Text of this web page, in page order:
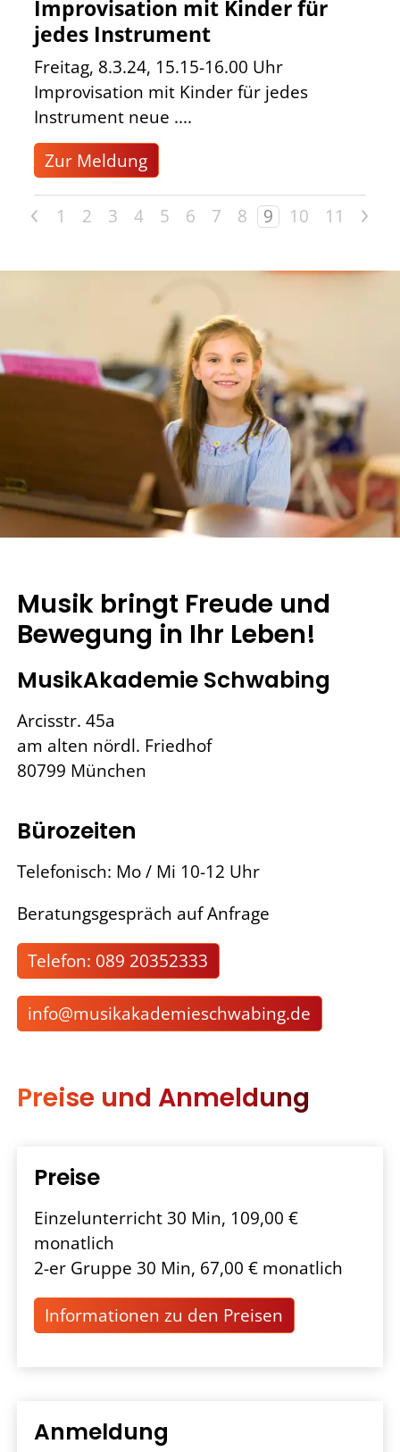
Improvisation mit Kinder für
jedes Instrument
Freitag, 8.3.24, 15.15-16.00 Uhr
Improvisation mit Kinder für jedes
Instrument neue ....
Zur Meldung
< 1 2 3 4 5 6 7 8 9 10 11 >
Musik bringt Freude und
Bewegung in Ihr Leben!
MusikAkademie Schwabing
Arcisstr. 45a
am alten nördl. Friedhof
80799 München
Bürozeiten
Telefonisch: Mo / Mi 10-12 Uhr
Beratungsgespräch auf Anfrage
Telefon: 089 20352333
nf m s k k d m schw b ng d
Preise und Anmeldung
Preise
Einzelunterricht 30 Min, 109,00 €
monatlich
2-er Gruppe 30 Min, 67,00 € monatlich
Informationen zu den Preisen
Anmeldung